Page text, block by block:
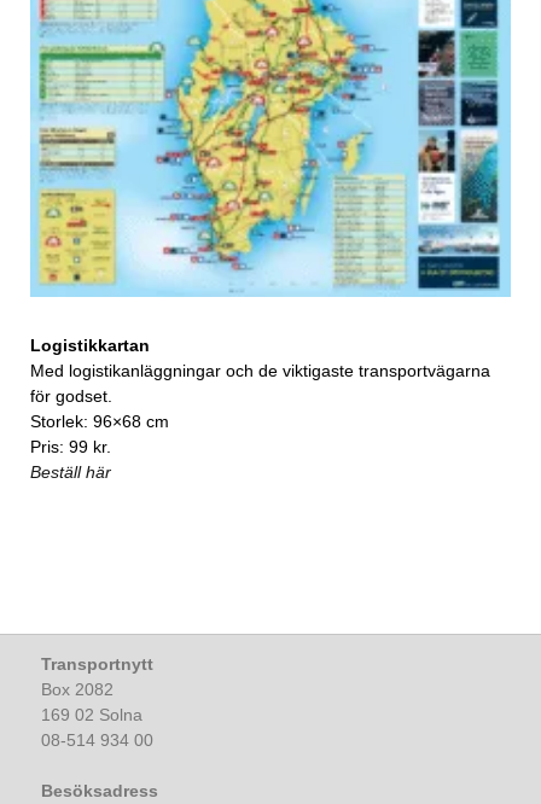
Logistikkartan
Med logistikanläggningar och de viktigaste transportvägarna
för godset.
Storlek: 96×68 cm
Pris: 99 kr.
Beställ här
Transportnytt
Box 2082
169 02 Solna
08-514 934 00
Besöksadress